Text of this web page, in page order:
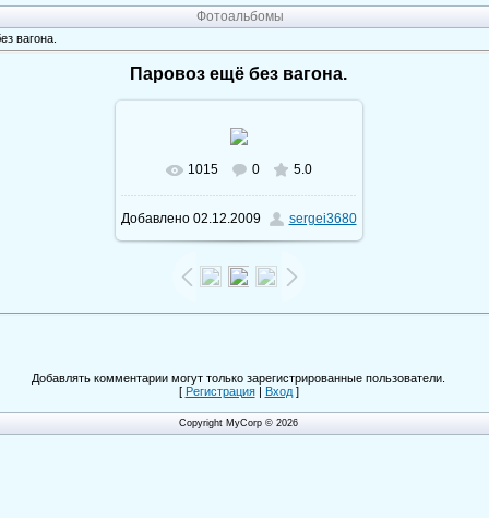
Фотоальбомы
вагона.
Паровоз ещё без вагона.
1015 0 5.0
Добавлено02.12.2009 sergei3680
Добавлять комментарии могут только зарегистрированные пользователи.
[ Регистрация| Вход]
Copyright MyCorp © 2026